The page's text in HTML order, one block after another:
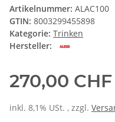
Artikelnummer: ALAC100
GTIN: 8003299455898
Kategorie: Trinken
Hersteller:
270,00 CHF
inkl. 8,1% USt. , zzgl.